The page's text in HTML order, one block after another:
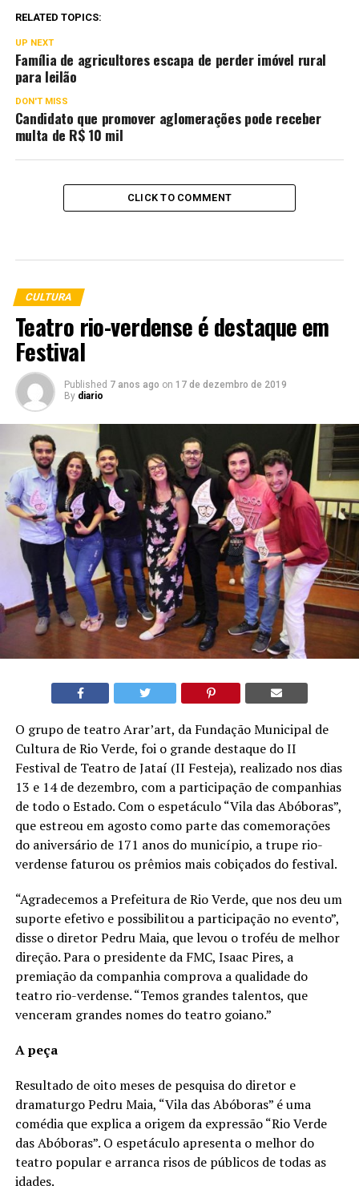
RELATED TOPICS:
UP NEXT
Família de agricultores escapa de perder imóvel rural
para leilão
DON'T MISS
Candidato que promover aglomerações pode receber
multa de R$ 10 mil
CLICK TO COMMENT
CULTURA
Teatro rio-verdense é destaque em
Festival
Published 7 anos ago on 17 de dezembro de 2019
By diario
O grupo de teatro Arar’art, da Fundação Municipal de
Cultura de Rio Verde, foi o grande destaque do II
Festival de Teatro de Jataí (II Festeja), realizado nos dias
13 e 14 de dezembro, com a participação de companhias
de todo o Estado. Com o espetáculo “Vila das Abóboras”,
que estreou em agosto como parte das comemorações
do aniversário de 171 anos do município, a trupe rio-
verdense faturou os prêmios mais cobiçados do festival.
“Agradecemos a Prefeitura de Rio Verde, que nos deu um
suporte efetivo e possibilitou a participação no evento”,
disse o diretor Pedru Maia, que levou o troféu de melhor
direção. Para o presidente da FMC, Isaac Pires, a
premiação da companhia comprova a qualidade do
teatro rio-verdense. “Temos grandes talentos, que
venceram grandes nomes do teatro goiano.”
A peça
Resultado de oito meses de pesquisa do diretor e
dramaturgo Pedru Maia, “Vila das Abóboras” é uma
comédia que explica a origem da expressão “Rio Verde
das Abóboras”. O espetáculo apresenta o melhor do
teatro popular e arranca risos de públicos de todas as
idades.